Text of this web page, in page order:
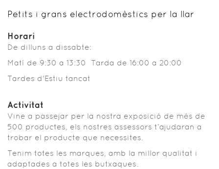
Petits i grans electrodomèstics per la llar
Horari
De dilluns a dissabte:
Matí de 9:30 a 13:30 Tarda de 16:00 a 20:00
Tardes d'Estiu tancat
Activitat
Vine a passejar per la nostra exposició de més de
500 productes, els nostres assessors t’ajudaran a
trobar el producte que necessites.
Tenim totes les marques, amb la millor qualitat i
adaptades a totes les butxaques.